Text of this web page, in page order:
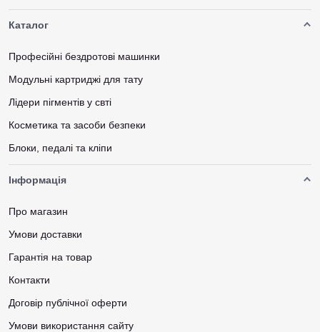
Каталог
Професійні бездротові машинки
Модульні картриджі для тату
Лідери пігментів у свті
Косметика та засоби безпеки
Блоки, педалі та кліпи
Інформація
Про магазин
Умови доставки
Гарантія на товар
Контакти
Договір публічної оферти
Умови використання сайту